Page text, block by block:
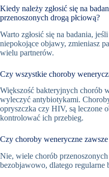
Kiedy należy zgłosić się na
przenoszonych drogą płciową?
Warto zgłosić się na badania,
niepokojące objawy, zmieniasz
wielu partnerów.
Czy wszystkie choroby
Większość bakteryjnych chorób
wyleczyć antybiotykami.
opryszczka czy HIV, są leczone
kontrolować ich przebieg.
Czy choroby weneryczne
Nie, wiele chorób
bezobjawowo, dlatego regularne